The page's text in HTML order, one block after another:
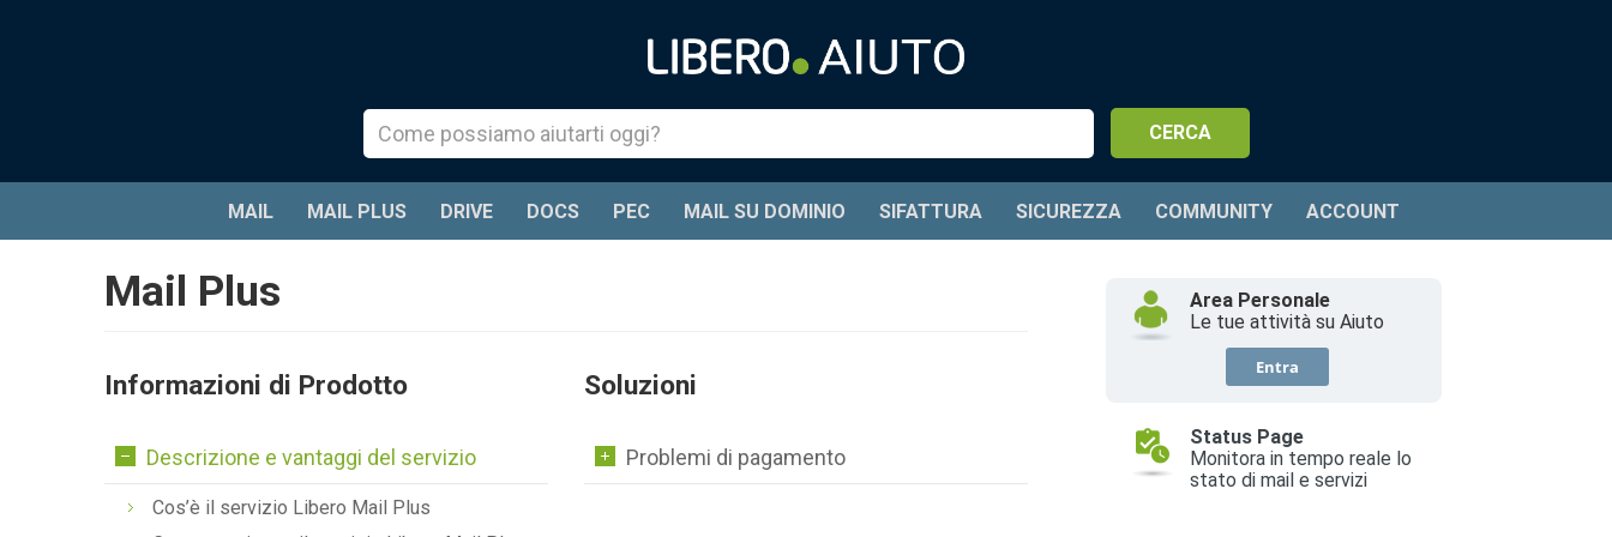
MAIL MAIL PLUS DRIVE DOCS PEC MAIL SU DOMINIO SIFATTURA SICUREZZA COMMUNITY ACCOUNT
Mail Plus
Informazioni di Prodotto
Descrizione e vantaggi del servizio
Cos’è il servizio Libero Mail Plus
Soluzioni
Problemi di pagamento